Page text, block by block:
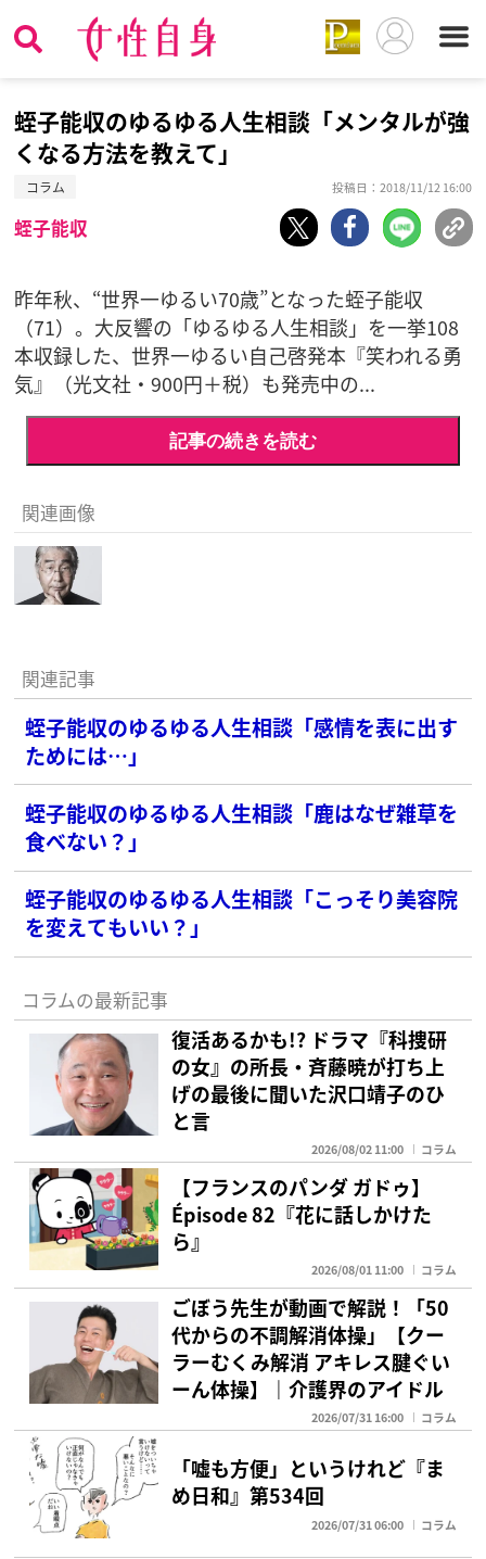
蛭子能収のゆるゆる人生相談「メンタルが強
くなる方法を教えて」
コラム 投稿日：2018/11/12 16:00
蛭子能収
昨年秋、“世界一ゆるい70歳”となった蛭子能収
（71）。大反響の「ゆるゆる人生相談」を一挙108
本収録した、世界一ゆるい自己啓発本『笑われる勇
気』（光文社・900円＋税）も発売中の...
記事の続きを読む
関連画像
関連記事
蛭子能収のゆるゆる人生相談「感情を表に出す
ためには…」
蛭子能収のゆるゆる人生相談「鹿はなぜ雑草を
食べない？」
蛭子能収のゆるゆる人生相談「こっそり美容院
を変えてもいい？」
コラムの最新記事
復活あるかも!? ドラマ『科捜研
の女』の所長・斉藤暁が打ち上
げの最後に聞いた沢口靖子のひ
と言
2026/08/02 11:00 コラム
【フランスのパンダ ガドゥ】
Épisode 82『花に話しかけた
ら』
2026/08/01 11:00 コラム
ごぼう先生が動画で解説！「50
代からの不調解消体操」【クー
ラーむくみ解消 アキレス腱ぐい
ーん体操】｜介護界のアイドル
2026/07/31 16:00 コラム
「嘘も方便」というけれど『ま
め日和』第534回
2026/07/31 06:00 コラム